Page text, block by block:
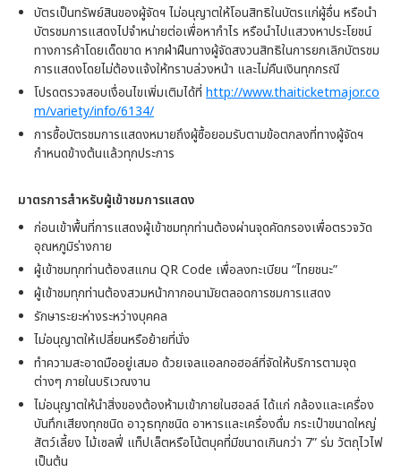
บัตรเป็นทรัพย์สินของผู้จัดฯ ไม่อนุญาตให้โอนสิทธิในบัตรแก่ผู้อื่น หรือนำ
บัตรชมการแสดงไปจำหน่ายต่อเพื่อหากำไร หรือนำไปแสวงหาประโยชน์
ทางการค้าโดยเด็ดขาด หากฝ่าฝืนทางผู้จัดสงวนสิทธิในการยกเลิกบัตรชม
การแสดงโดยไม่ต้องแจ้งให้ทราบล่วงหน้า และไม่คืนเงินทุกกรณี
โปรดตรวจสอบเงื่อนไขเพิ่มเติมได้ที่ http://www.thaiticketmajor.co
m/variety/info/6134/
การซื้อบัตรชมการแสดงหมายถึงผู้ซื้อยอมรับตามข้อตกลงที่ทางผู้จัดฯ
กำหนดข้างต้นแล้วทุกประการ
มาตรการสําหรับผู้เข้าชมการแสดง
ก่อนเข้าพื้นที่การแสดงผู้เข้าชมทุกท่านต้องผ่านจุดคัดกรองเพื่อตรวจวัด
อุณหภูมิร่างกาย
ผู้เข้าชมทุกท่านต้องสแกน QR Code เพื่อลงทะเบียน “ไทยชนะ”
ผู้เข้าชมทุกท่านต้องสวมหน้ากากอนามัยตลอดการชมการแสดง
รักษาระยะห่างระหว่างบุคคล
ไม่อนุญาตให้เปลี่ยนหรือย้ายที่นั่ง
ทำความสะอาดมืออยู่เสมอ ด้วยเจลแอลกอฮอล์ที่จัดให้บริการตามจุด
ต่างๆ ภายในบริเวณงาน
ไม่อนุญาตให้นำสิ่งของต้องห้ามเข้าภายในฮอลล์ ได้แก่ กล้องและเครื่อง
บันทึกเสียงทุกชนิด อาวุธทุกชนิด อาหารและเครื่องดื่ม กระเป๋าขนาดใหญ่
สัตว์เลี้ยง ไม้เซลฟี่ แท็ปเล็ตหรือโน้ตบุคที่มีขนาดเกินกว่า 7” ร่ม วัตถุไวไฟ
เป็นต้น